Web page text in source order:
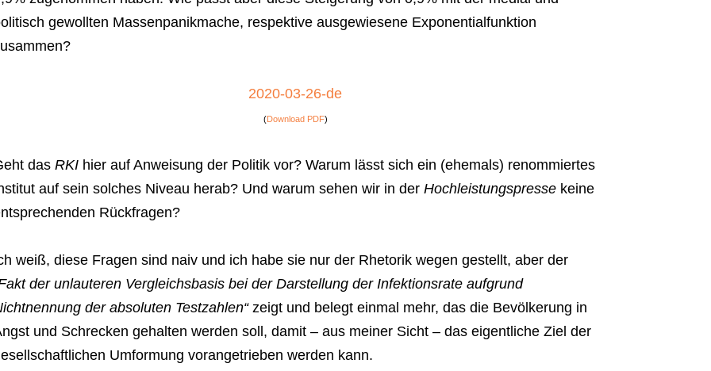
gewollten Massenpanikmache, respektive ausgewiesene Exponentialfunktion
2020-03-26-de
(Download PDF)
das RKIhier auf Anweisung der Politik vor? Warum lässt sich ein (ehemals) renommiertes
auf sein solches Niveau herab? Und warum sehen wir in der Hochleistungspressekeine
Rückfragen?
weiß, diese Fragen sind naiv und ich habe sie nur der Rhetorik wegen gestellt, aber der
der unlauteren Vergleichsbasis bei der Darstellung der Infektionsrate aufgrund
der absoluten Testzahlen“zeigt und belegt einmal mehr, das die Bevölkerung in
und Schrecken gehalten werden soll, damit – aus meiner Sicht – das eigentliche Ziel der
Umformung vorangetrieben werden kann.